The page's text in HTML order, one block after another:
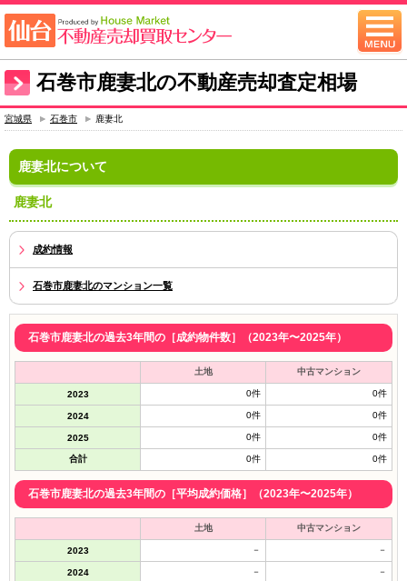
石巻市鹿妻北の不動産売却査定相場
宮城県 石巻市 鹿妻北
鹿妻北について
鹿妻北
成約情報
石巻市鹿妻北のマンション一覧
石巻市鹿妻北の過去3年間の［成約物件数］（2023年〜2025年）
土地 中古マンション
2023 0件 0件
2024 0件 0件
2025 0件 0件
合計 0件 0件
石巻市鹿妻北の過去3年間の［平均成約価格］（2023年〜2025年）
土地 中古マンション
2023 － －
2024 － －